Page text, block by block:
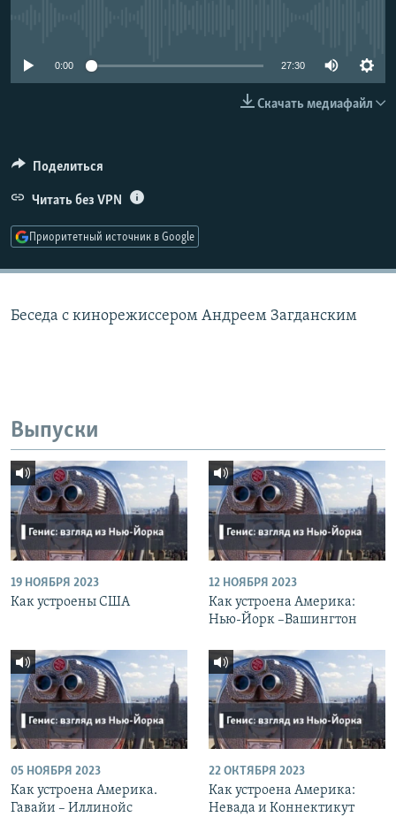
0:00 27:30
Скачать медиафайл
Поделиться
Читать без VPN
Приоритетный источник в Google
Беседа с кинорежиссером Андреем Загданским
Выпуски
19 НОЯБРЯ 2023
Как устроены США
12 НОЯБРЯ 2023
Как устроена Америка:
Нью-Йорк –Вашингтон
05 НОЯБРЯ 2023
Как устроена Америка.
Гавайи – Иллинойс
22 ОКТЯБРЯ 2023
Как устроена Америка:
Невада и Коннектикут